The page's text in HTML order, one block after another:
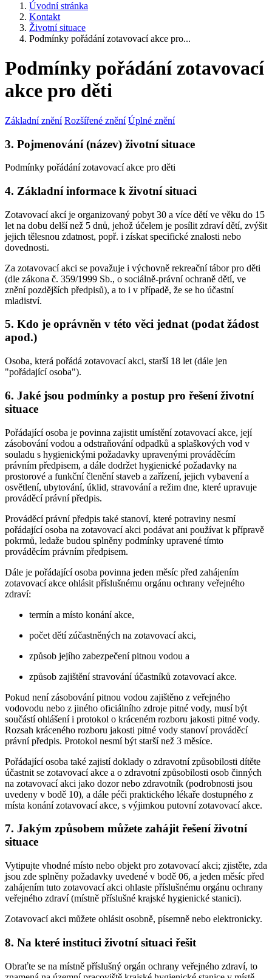
Úvodní stránka
Kontakt
Životní situace
Podmínky pořádání zotavovací akce pro...
Podmínky pořádání zotavovací
akce pro děti
Základní znění Rozšířené znění Úplné znění
3. Pojmenování (název) životní situace
Podmínky pořádání zotavovací akce pro děti
4. Základní informace k životní situaci
Zotavovací akcí je organizovaný pobyt 30 a více dětí ve věku do 15
let na dobu delší než 5 dnů, jehož účelem je posílit zdraví dětí, zvýšit
jejich tělesnou zdatnost, popř. i získat specifické znalosti nebo
dovednosti.
Za zotavovací akci se považuje i výchovně rekreační tábor pro děti
(dle zákona č. 359/1999 Sb., o sociálně-právní ochraně dětí, ve
znění pozdějších předpisů), a to i v případě, že se ho účastní
mladiství.
5. Kdo je oprávněn v této věci jednat (podat žádost
apod.)
Osoba, která pořádá zotavovací akci, starší 18 let (dále jen
"pořádající osoba").
6. Jaké jsou podmínky a postup pro řešení životní
situace
Pořádající osoba je povinna zajistit umístění zotavovací akce, její
zásobování vodou a odstraňování odpadků a splaškových vod v
souladu s hygienickými požadavky upravenými prováděcím
právním předpisem, a dále dodržet hygienické požadavky na
prostorové a funkční členění staveb a zařízení, jejich vybavení a
osvětlení, ubytování, úklid, stravování a režim dne, které upravuje
prováděcí právní předpis.
Prováděcí právní předpis také stanoví, které potraviny nesmí
pořádající osoba na zotavovací akci podávat ani používat k přípravě
pokrmů, ledaže budou splněny podmínky upravené tímto
prováděcím právním předpisem.
Dále je pořádající osoba povinna jeden měsíc před zahájením
zotavovací akce ohlásit příslušnému orgánu ochrany veřejného
zdraví:
termín a místo konání akce,
počet dětí zúčastněných na zotavovací akci,
způsob jejího zabezpečení pitnou vodou a
způsob zajištění stravování účastníků zotavovací akce.
Pokud není zásobování pitnou vodou zajištěno z veřejného
vodovodu nebo z jiného oficiálního zdroje pitné vody, musí být
součástí ohlášení i protokol o kráceném rozboru jakosti pitné vody.
Rozsah kráceného rozboru jakosti pitné vody stanoví prováděcí
právní předpis. Protokol nesmí být starší než 3 měsíce.
Pořádající osoba také zajistí doklady o zdravotní způsobilosti dítěte
účastnit se zotavovací akce a o zdravotní způsobilosti osob činných
na zotavovací akci jako dozor nebo zdravotník (podrobnosti jsou
uvedeny v bodě 10), a dále péči praktického lékaře dostupného z
místa konání zotavovací akce, s výjimkou putovní zotavovací akce.
7. Jakým způsobem můžete zahájit řešení životní
situace
Vytipujte vhodné místo nebo objekt pro zotavovací akci; zjistěte, zda
jsou zde splněny požadavky uvedené v bodě 06, a jeden měsíc před
zahájením tuto zotavovací akci ohlaste příslušnému orgánu ochrany
veřejného zdraví (místně příslušné krajské hygienické stanici).
Zotavovací akci můžete ohlásit osobně, písemně nebo elektronicky.
8. Na které instituci životní situaci řešit
Obraťte se na místně příslušný orgán ochrany veřejného zdraví, to